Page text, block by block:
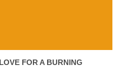
FOR A BURNING